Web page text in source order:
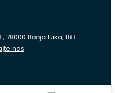
78000 Banja Luka, BiH
nas